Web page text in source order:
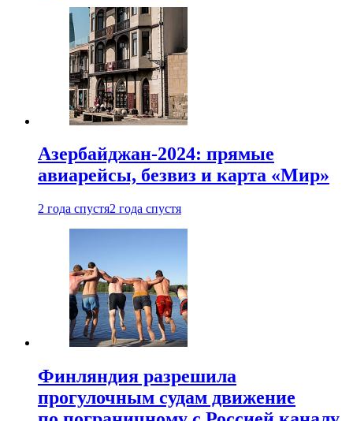
Азербайджан-2024: прямые
авиарейсы, безвиз и карта «Мир»
2 года спустя2 года спустя
Финляндия разрешила
прогулочным судам движение